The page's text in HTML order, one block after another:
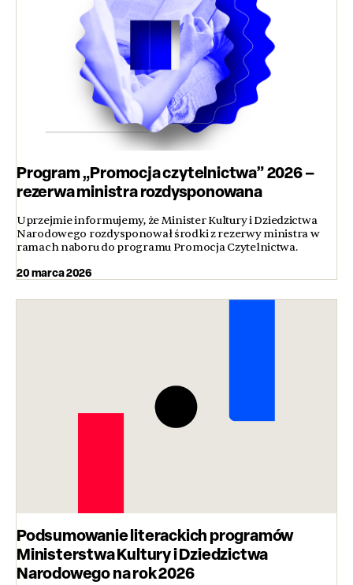
Program „Promocja czytelnictwa” 2026 –
rezerwa ministra rozdysponowana
Uprzejmie informujemy, że Minister Kultury i Dziedzictwa
Narodowego rozdysponował środki z rezerwy ministra w
ramach naboru do programu Promocja Czytelnictwa.
20 marca 2026
Podsumowanie literackich programów
Ministerstwa Kultury i Dziedzictwa
Narodowego na rok 2026